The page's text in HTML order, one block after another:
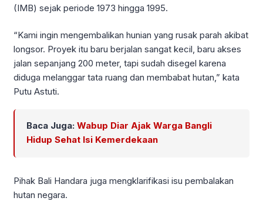
(IMB) sejak periode 1973 hingga 1995.
“Kami ingin mengembalikan hunian yang rusak parah akibat
longsor. Proyek itu baru berjalan sangat kecil, baru akses
jalan sepanjang 200 meter, tapi sudah disegel karena
diduga melanggar tata ruang dan membabat hutan,” kata
Putu Astuti.
Baca Juga: Wabup Diar Ajak Warga Bangli
Hidup Sehat Isi Kemerdekaan
Pihak Bali Handara juga mengklarifikasi isu pembalakan
hutan negara.